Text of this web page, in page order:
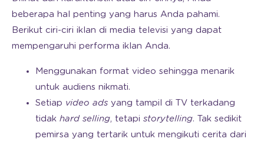
beberapa hal penting yang harus Anda pahami.
Berikut ciri-ciri iklan di media televisi yang dapat
mempengaruhi performa iklan Anda.
Menggunakan format video sehingga menarik
untuk audiens nikmati.
Setiap video ads yang tampil di TV terkadang
tidak hard selling, tetapi storytelling. Tak sedikit
pemirsa yang tertarik untuk mengikuti cerita dari